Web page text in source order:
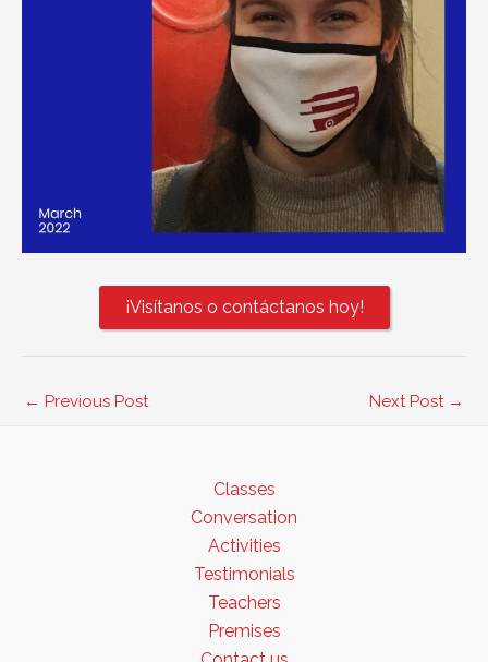
¡Visítanos o contáctanos hoy!
← Previous Post Next Post →
Classes
Conversation
Activities
Testimonials
Teachers
Premises